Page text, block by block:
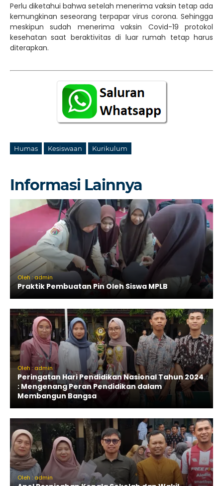
Perlu diketahui bahwa setelah menerima vaksin tetap ada
kemungkinan seseorang terpapar virus corona. Sehingga
meskipun sudah menerima vaksin Covid-19 protokol
kesehatan saat beraktivitas di luar rumah tetap harus
diterapkan.
Humas Kesiswaan Kurikulum
Informasi Lainnya
Oleh : admin
Praktik Pembuatan Pin Oleh Siswa MPLB
Oleh : admin
Peringatan Hari Pendidikan Nasional Tahun 2024
: Mengenang Peran Pendidikan dalam
Membangun Bangsa
Oleh : admin